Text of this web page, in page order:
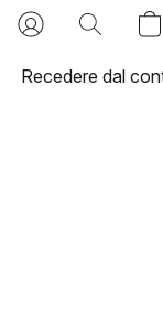
Recedere dal